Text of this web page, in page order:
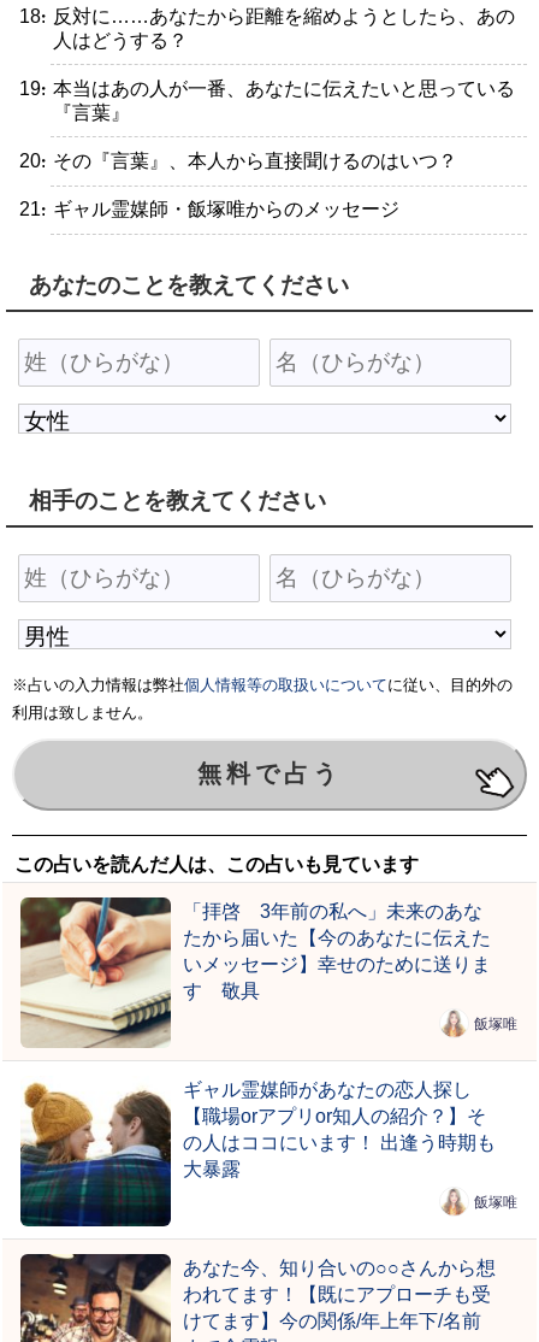
・反対に……あなたから距離を縮めようとしたら、あの
人はどうする？
・本当はあの人が一番、あなたに伝えたいと思っている
『言葉』
・その『言葉』、本人から直接聞けるのはいつ？
・ギャル霊媒師・飯塚唯からのメッセージ
あなたのことを教えてください
相手のことを教えてください
※占いの入力情報は弊社個人情報等の取扱いについてに従い、目的外の
利用は致しません。
この占いを読んだ人は、この占いも見ています
「拝啓 3年前の私へ」未来のあな
たから届いた【今のあなたに伝えた
いメッセージ】幸せのために送りま
す 敬具
飯塚唯
ギャル霊媒師があなたの恋人探し
【職場orアプリor知人の紹介？】そ
の人はココにいます！ 出逢う時期も
大暴露
飯塚唯
あなた今、知り合いの○○さんから想
われてます！【既にアプローチも受
けてます】今の関係/年上年下/名前